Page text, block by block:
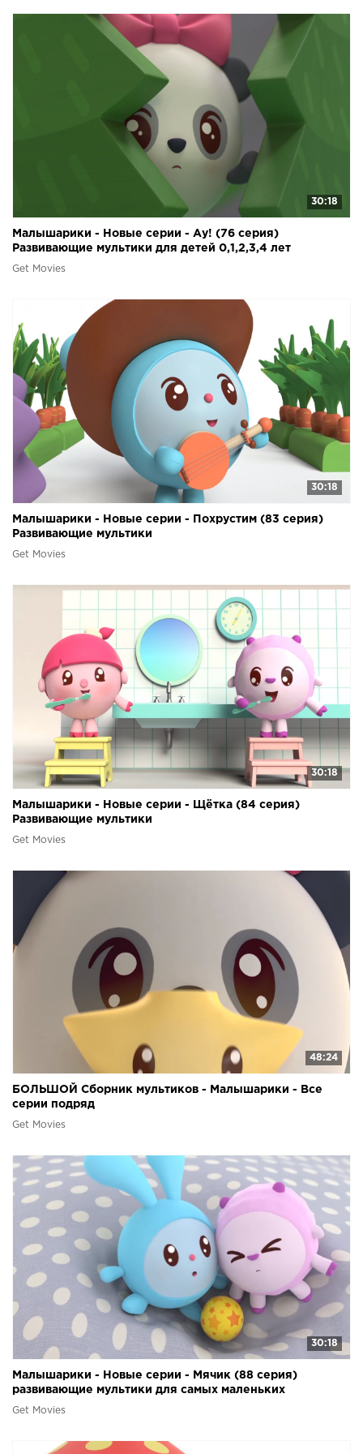
30:18
Малышарики - Новые серии - Ау! (76 серия)
Развивающие мультики для детей 0,1,2,3,4 лет
Get Movies
30:18
Малышарики - Новые серии - Похрустим (83 серия)
Развивающие мультики
Get Movies
30:18
Малышарики - Новые серии - Щётка (84 серия)
Развивающие мультики
Get Movies
48:24
БОЛЬШОЙ Сборник мультиков - Малышарики - Все
серии подряд
Get Movies
30:18
Малышарики - Новые серии - Мячик (88 серия)
развивающие мультики для самых маленьких
Get Movies